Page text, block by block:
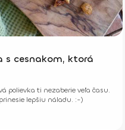
s cesnakom, ktorá
polievka ti nezaberie veľa času.
lepšiu náladu. :-)